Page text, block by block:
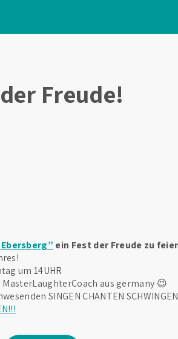
Freude!
ein Fest der Freude zu
um 14UHR
aus germany 😉
SINGEN CHANTEN